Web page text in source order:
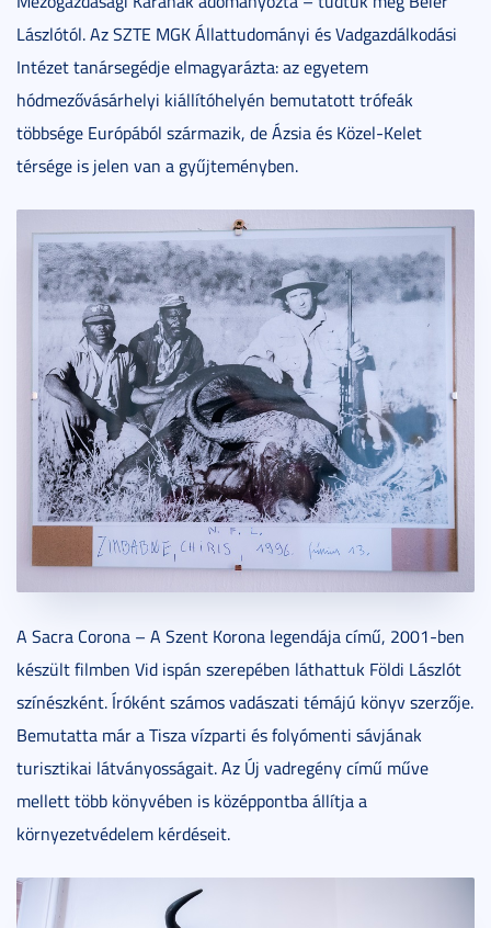
Lászlótól. Az SZTE MGK Állattudományi és Vadgazdálkodási
Intézet tanársegédje elmagyarázta: az egyetem
hódmezővásárhelyi kiállítóhelyén bemutatott trófeák
többsége Európából származik, de Ázsia és Közel-Kelet
térsége is jelen van a gyűjteményben.
A Sacra Corona – A Szent Korona legendája című, 2001-ben
készült filmben Vid ispán szerepében láthattuk Földi Lászlót
színészként. Íróként számos vadászati témájú könyv szerzője.
Bemutatta már a Tisza vízparti és folyómenti sávjának
turisztikai látványosságait. Az Új vadregény című műve
mellett több könyvében is középpontba állítja a
környezetvédelem kérdéseit.